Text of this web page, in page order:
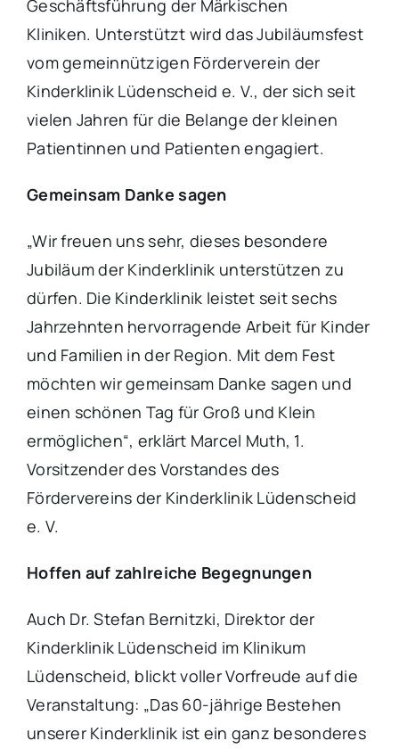
Geschäftsführung der Märkischen
Kliniken. Unterstützt wird das Jubiläumsfest
vom gemeinnützigen Förderverein der
Kinderklinik Lüdenscheid e. V., der sich seit
vielen Jahren für die Belange der kleinen
Patientinnen und Patienten engagiert.
Gemeinsam Danke sagen
„Wir freuen uns sehr, dieses besondere
Jubiläum der Kinderklinik unterstützen zu
dürfen. Die Kinderklinik leistet seit sechs
Jahrzehnten hervorragende Arbeit für Kinder
und Familien in der Region. Mit dem Fest
möchten wir gemeinsam Danke sagen und
einen schönen Tag für Groß und Klein
ermöglichen“, erklärt Marcel Muth, 1.
Vorsitzender des Vorstandes des
Fördervereins der Kinderklinik Lüdenscheid
e. V.
Hoffen auf zahlreiche Begegnungen
Auch Dr. Stefan Bernitzki, Direktor der
Kinderklinik Lüdenscheid im Klinikum
Lüdenscheid, blickt voller Vorfreude auf die
Veranstaltung: „Das 60-jährige Bestehen
unserer Kinderklinik ist ein ganz besonderes